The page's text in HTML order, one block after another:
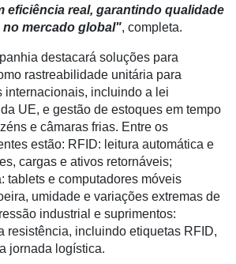
eficiência real, garantindo qualidade
mercado global", completa.
destacará soluções para
rastreabilidade unitária para
internacionais, incluindo a lei
UE, e gestão de estoques em tempo
e câmaras frias. Entre os
estão: RFID: leitura automática e
cargas e ativos retornáveis;
tablets e computadores móveis
umidade e variações extremas de
industrial e suprimentos:
resistência, incluindo etiquetas RFID,
jornada logística.